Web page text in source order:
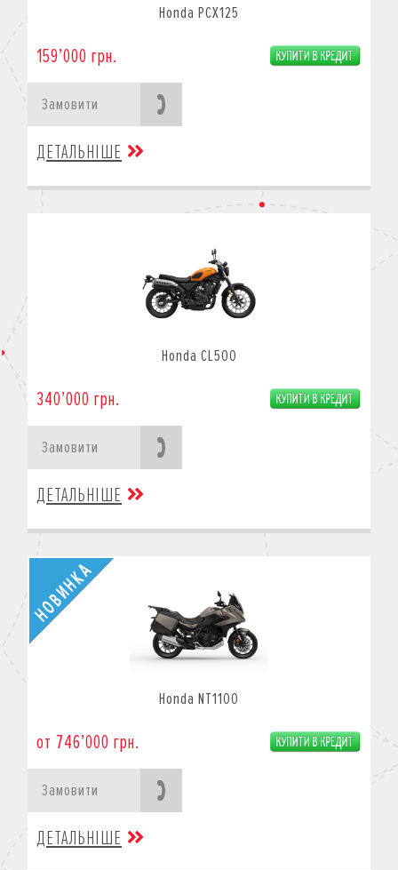
Honda PCX125
159’000 грн.
Замовити
ДЕТАЛЬНІШЕ
Honda CL500
340’000 грн.
Замовити
ДЕТАЛЬНІШЕ
Honda NT1100
от 746’000 грн.
Замовити
ДЕТАЛЬНІШЕ